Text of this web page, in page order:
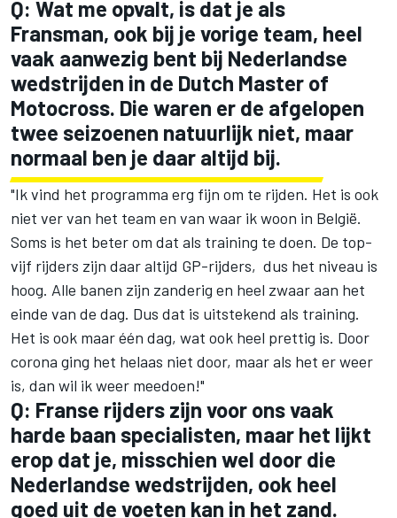
Q: Wat me opvalt, is dat je als
Fransman, ook bij je vorige team, heel
vaak aanwezig bent bij Nederlandse
wedstrijden in de Dutch Master of
Motocross. Die waren er de afgelopen
twee seizoenen natuurlijk niet, maar
normaal ben je daar altijd bij.
"Ik vind het programma erg fijn om te rijden. Het is ook
niet ver van het team en van waar ik woon in België.
Soms is het beter om dat als training te doen. De top-
vijf rijders zijn daar altijd GP-rijders, dus het niveau is
hoog. Alle banen zijn zanderig en heel zwaar aan het
einde van de dag. Dus dat is uitstekend als training.
Het is ook maar één dag, wat ook heel prettig is. Door
corona ging het helaas niet door, maar als het er weer
is, dan wil ik weer meedoen!"
Q: Franse rijders zijn voor ons vaak
harde baan specialisten, maar het lijkt
erop dat je, misschien wel door die
Nederlandse wedstrijden, ook heel
goed uit de voeten kan in het zand.